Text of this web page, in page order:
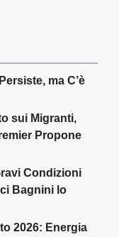
ma C’è
sui Migranti,
Propone
Condizioni
Bagnini lo
2026: Energia